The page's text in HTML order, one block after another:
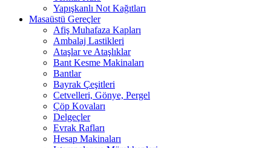
Yapışkanlı Not Kağıtları
Masaüstü Gereçler
Afiş Muhafaza Kapları
Ambalaj Lastikleri
Ataşlar ve Ataşlıklar
Bant Kesme Makinaları
Bantlar
Bayrak Çeşitleri
Cetvelleri, Gönye, Pergel
Çöp Kovaları
Delgeçler
Evrak Rafları
Hesap Makinaları